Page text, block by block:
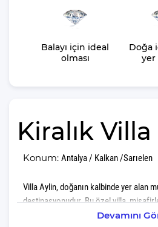
Balayı için ideal
olması
Doğa
yer
Kiralık
Konum: Antalya / Kalkan /Sarıelen
Villa Aylin, doğanın kalbinde yer alan
destinasyonudur. Bu özel villa,
unutulmaz anlar yaşatma amacıyla
Devamını